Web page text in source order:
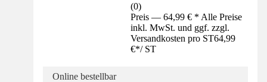
(0)
Preis — 64,99 € * Alle Preise
inkl. MwSt. und ggf. zzgl.
Versandkosten pro ST64,99
€*/ ST
Online bestellbar